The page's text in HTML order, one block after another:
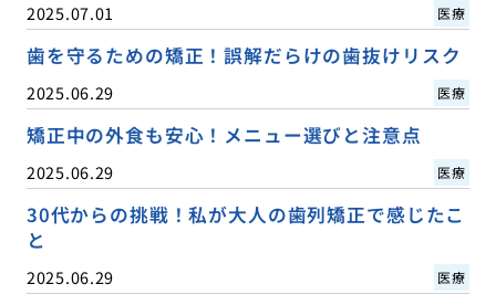
2025.07.01 医療
歯を守るための矯正！誤解だらけの歯抜けリスク
2025.06.29 医療
矯正中の外食も安心！メニュー選びと注意点
2025.06.29 医療
30代からの挑戦！私が大人の歯列矯正で感じたこ
と
2025.06.29 医療